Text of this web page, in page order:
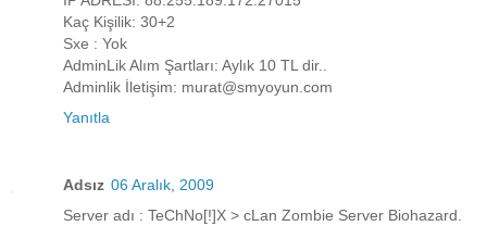
Kaç Kişilik: 30+2
Sxe : Yok
AdminLik Alım Şartları: Aylık 10 TL dir..
Adminlik İletişim: murat@smyoyun.com
Yanıtla
Adsız 06 Aralık, 2009
Server adı : TeChNo[!]X > cLan Zombie Server Biohazard.